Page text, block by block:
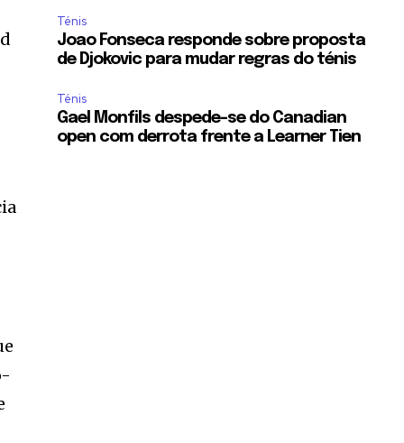
Ténis
Joao Fonseca responde sobre proposta
de Djokovic para mudar regras do ténis
Ténis
Gael Monfils despede-se do Canadian
open com derrota frente a Learner Tien